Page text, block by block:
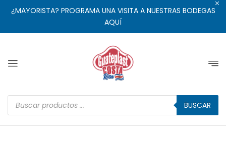
¿MAYORISTA? PROGRAMA UNA VISITA A NUESTRAS BODEGAS
AQUÍ
BUSCAR